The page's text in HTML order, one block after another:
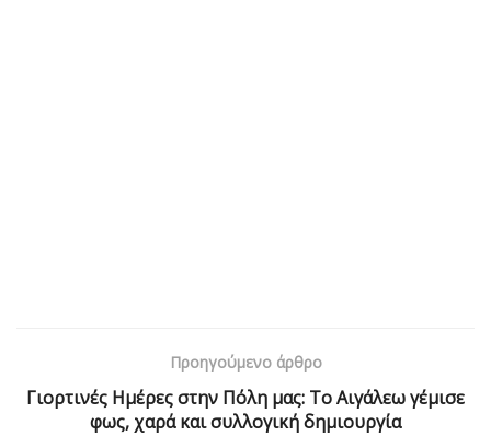
Προηγούμενο άρθρο
Γιορτινές Ημέρες στην Πόλη μας: Το Αιγάλεω γέμισε
φως, χαρά και συλλογική δημιουργία